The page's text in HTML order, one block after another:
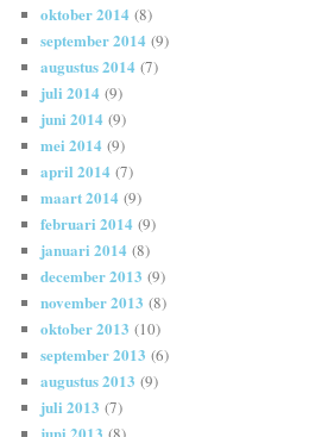
oktober 2014 (8)
september 2014 (9)
augustus 2014 (7)
juli 2014 (9)
juni 2014 (9)
mei 2014 (9)
april 2014 (7)
maart 2014 (9)
februari 2014 (9)
januari 2014 (8)
december 2013 (9)
november 2013 (8)
oktober 2013 (10)
september 2013 (6)
augustus 2013 (9)
juli 2013 (7)
juni 2013